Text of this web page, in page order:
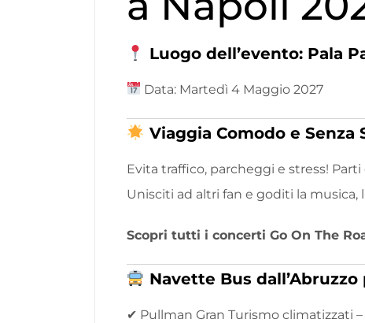
Luogo dell’evento: Pala
Data: Martedì 4 Maggio 2027
Viaggia Comodo e Senza
Evita traffico, parcheggi e stress!
Unisciti ad altri fan e goditi la musica,
Scopri tutti i concerti Go On The
Navette Bus
✔ Pullman Gran Turismo climatizzati